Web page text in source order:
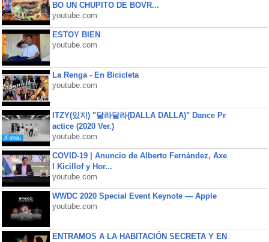
BO UN CHUPITO DE BOVR...
youtube.com
ESTOY BIEN
youtube.com
La Renga - En Bicicleta
youtube.com
ITZY(있지) "달라달라(DALLA DALLA)" Dance Pr
actice (2020 Ver.)
youtube.com
COVID-19 | Anuncio de Alberto Fernández, Axe
l Kicillof y Hor...
youtube.com
WWDC 2020 Special Event Keynote — Apple
youtube.com
ENTRAMOS A LA HABITACIÓN SECRETA Y EN